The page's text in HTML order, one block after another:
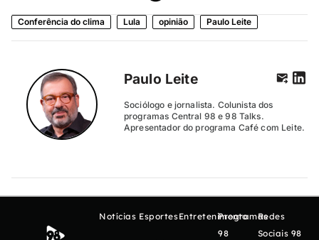
Conferência do clima Lula opinião Paulo Leite
Paulo Leite
Sociólogo e jornalista. Colunista dos
programas Central 98 e 98 Talks.
Apresentador do programa Café com Leite.
Notícias EsportesEntretenimento
Programas
98
Redes
Sociais 98